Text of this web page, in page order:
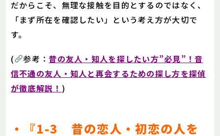
だからこそ、無理な接触を目的とするのではなく、
「まず所在を確認したい」という考え方が大切で
す。
( 参考：昔の友人・知人を探したい方”必見”！音
信不通の友人・知人と再会するための探し方を探偵
が徹底解説！ )
・『1-3 昔の恋人・初恋の人を